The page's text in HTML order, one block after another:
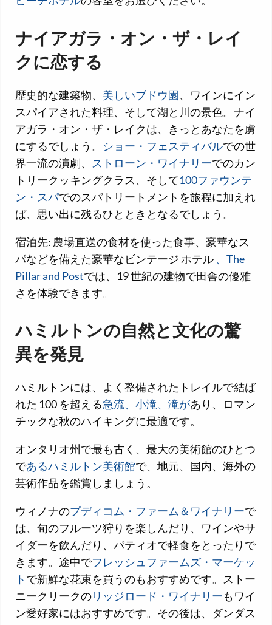
ナイアガラ・オン・ザ・レイ
クに恋する
歴史的な建築物、 美しいブドウ園、ワインにイン
スパイアされた料理、そして湖と川の景色。ナイ
アガラ・オン・ザ・レイクは、きっとあなたを虜
にするでしょう。 ショー・フェスティバルでの世
界一流の演劇、
ストローン・ワイナリーでのカン
トリークッキングクラス、そして100ファウンテ
ン・スパでのスパトリートメントを旅程に加えれ
ば、思い出に残るひとときとなるでしょう。
宿泊先: 農場直送の食材を使った食事、豪華なス
パなどを備えた豪華なビンテージ ホテル 、The
Pillar and Postでは、19 世紀の建物で田舎の優雅
さを体験できます。
ハミルトンの自然と文化の驚
異を発見
ハミルトンには、よく整備されたトレイルで結ば
れた 100 を超える急流、小滝、滝があり、ロマン
チックな秋のハイキングに最適です。
オンタリオ州で最も古く、最大の美術館のひとつ
であるハミルトン美術館で、地元、国内、海外の
芸術作品を鑑賞しましょう。
ウィノナのプディコム・ファーム＆ワイナリーで
は、旬のフルーツ狩りを楽しんだり、ワインやサ
イダーを飲んだり、パティオで軽食をとったりで
きます。途中でフレッシュファームズ・マーケッ
ト で新鮮な花束を買うのもおすすめです。ストー
ニークリークのリッジロード・ワイナリーもワイ
ン愛好家にはおすすめです。その後は、ダンダス